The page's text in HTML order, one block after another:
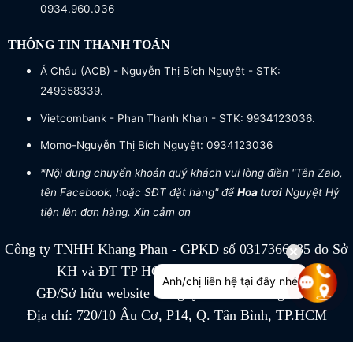
0934.960.036
THÔNG TIN THANH TOÁN
Á Châu (ACB) - Nguyễn Thị Bích Nguyệt - STK:
249358339.
Vietcombank - Phan Thanh Khan - STK: 9934123036.
Momo-Nguyễn Thị Bích Nguyệt: 0934123036
*Nội dung chuyển khoản quý khách vui lòng điền "Tên Zalo,
tên Facebook, hoặc SĐT đặt hàng" đểHoa tươiNguyệt Hỷ
tiện lên đơn hàng. Xin cảm ơn
Công ty TNHH Khang Phan - GPKD số 0317366885 do Sở
KH và ĐT TP HCM cấp ngày 04/07/2022
GĐ/Sở hữu website Công ty TNHH Khang Phan
Địa chỉ: 720/10 Âu Cơ, P14, Q. Tân Bình, TP.HCM
Anh/chị liên hệ tại đây nhé